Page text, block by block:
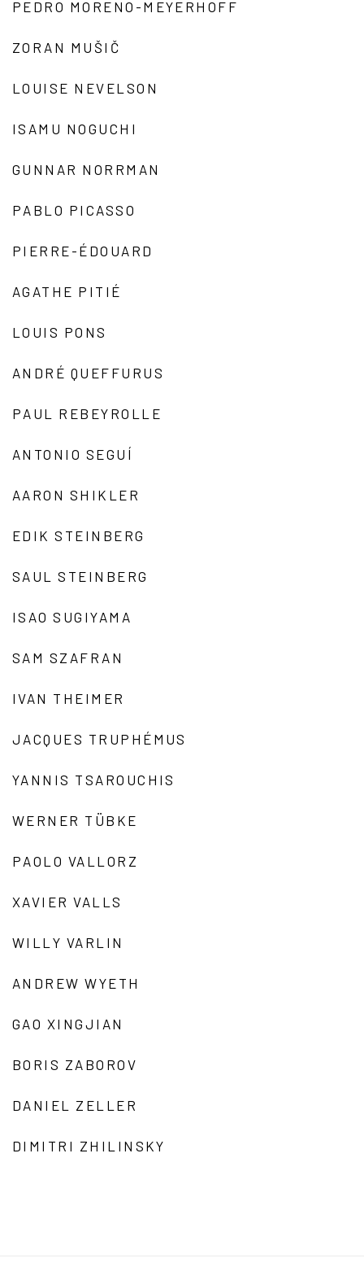
PEDRO MORENO-MEYERHOFF
ZORAN MUŠIČ
LOUISE NEVELSON
ISAMU NOGUCHI
GUNNAR NORRMAN
PABLO PICASSO
PIERRE-ÉDOUARD
AGATHE PITIÉ
LOUIS PONS
ANDRÉ QUEFFURUS
PAUL REBEYROLLE
ANTONIO SEGUÍ
AARON SHIKLER
EDIK STEINBERG
SAUL STEINBERG
ISAO SUGIYAMA
SAM SZAFRAN
IVAN THEIMER
JACQUES TRUPHÉMUS
YANNIS TSAROUCHIS
WERNER TÜBKE
PAOLO VALLORZ
XAVIER VALLS
WILLY VARLIN
ANDREW WYETH
GAO XINGJIAN
BORIS ZABOROV
DANIEL ZELLER
DIMITRI ZHILINSKY